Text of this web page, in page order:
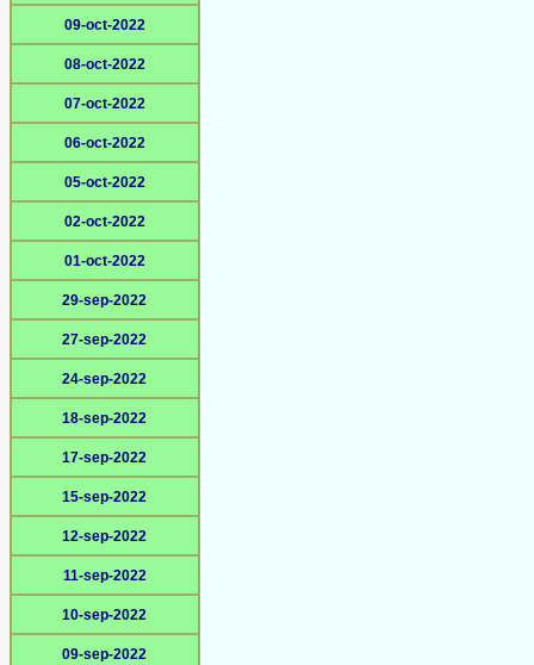
09-oct-2022
08-oct-2022
07-oct-2022
06-oct-2022
05-oct-2022
02-oct-2022
01-oct-2022
29-sep-2022
27-sep-2022
24-sep-2022
18-sep-2022
17-sep-2022
15-sep-2022
12-sep-2022
11-sep-2022
10-sep-2022
09-sep-2022